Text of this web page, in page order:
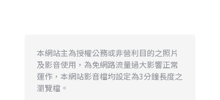
本網站主為授權公務或非營利目的之照片
及影音使用，為免網路流量過大影響正常
運作，本網站影音檔均設定為3分鐘長度之
瀏覽檔。